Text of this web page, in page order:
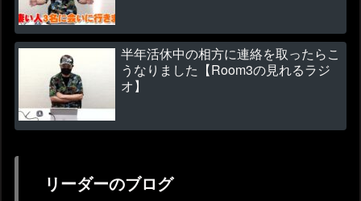
半年活休中の相方に連絡を取ったらこ
うなりました【Room3の見れるラジ
オ】
リーダーのブログ